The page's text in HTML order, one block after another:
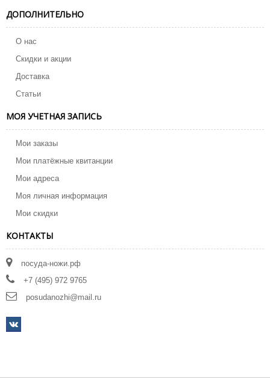
ДОПОЛНИТЕЛЬНО
О нас
Скидки и акции
Доставка
Статьи
МОЯ УЧЕТНАЯ ЗАПИСЬ
Мои заказы
Мои платёжные квитанции
Мои адреса
Моя личная информация
Мои скидки
КОНТАКТЫ
посуда-ножи.рф
+7 (495) 972 9765
posudanozhi@mail.ru